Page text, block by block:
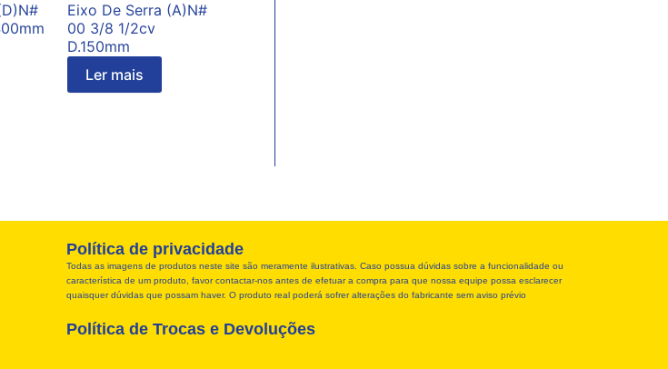
Eixo De Serra (A)N#
00 3/8 1/2cv
D.150mm
Ler mais
Política de privacidade
Todas as imagens de produtos neste site são meramente ilustrativas. Caso possua dúvidas sobre a funcionalidade ou
característica de um produto, favor contactar-nos antes de efetuar a compra para que nossa equipe possa esclarecer
quaisquer dúvidas que possam haver. O produto real poderá sofrer alterações do fabricante sem aviso prévio
Política de Trocas e Devoluções